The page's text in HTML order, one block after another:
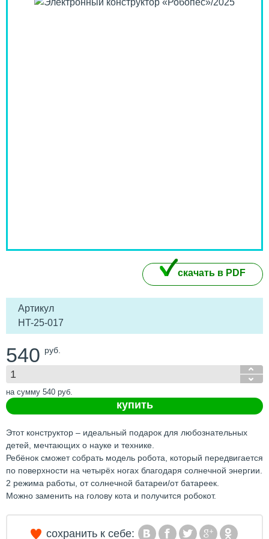
скачать в PDF
Артикул
HT-25-017
540 руб.
на сумму 540 руб.
купить
Этот конструктор – идеальный подарок для любознательных
детей, мечтающих о науке и технике.
Ребёнок сможет собрать модель робота, который передвигается
по поверхности на четырёх ногах благодаря солнечной энергии.
2 режима работы, от солнечной батареи/от батареек.
Можно заменить на голову кота и получится робокот.
сохранить к себе: